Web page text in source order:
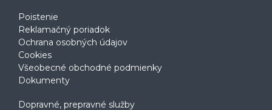
Poistenie
Reklamačný poriadok
Ochrana osobných údajov
Cookies
Všeobecné obchodné podmienky
Dokumenty
Dopravné, prepravné služby